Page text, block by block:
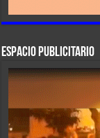
ESPACIO PUBLICITARIO